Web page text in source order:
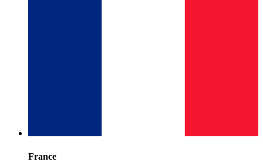
France